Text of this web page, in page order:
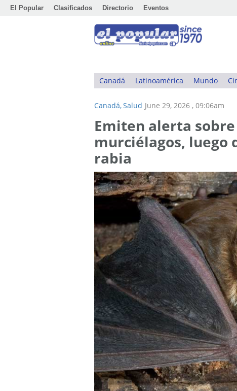
El Popular Clasificados Directorio Eventos
Canadá Latinoamérica Mundo
Canadá,Salud June 29, 2026 , 09:06am
Emiten alerta
murciélagos, luego
rabia